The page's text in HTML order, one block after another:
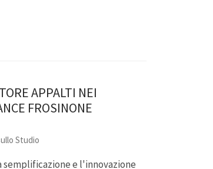
APPALTI NEI
FROSINONE
Studio
semplificazione e l'innovazione